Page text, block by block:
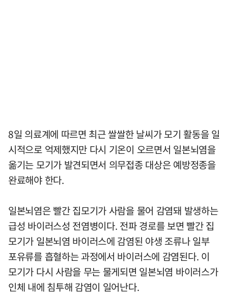
8일 의료계에 따르면 최근 쌀쌀한 날씨가 모기 활동을 일
시적으로 억제했지만 다시 기온이 오르면서 일본뇌염을
옮기는 모기가 발견되면서 의무접종 대상은 예방정종을
완료해야 한다.
일본뇌염은 빨간 집모기가 사람을 물어 감염돼 발생하는
급성 바이러스성 전염병이다. 전파 경로를 보면 빨간 집
모기가 일본뇌염 바이러스에 감염된 야생 조류나 일부
포유류를 흡혈하는 과정에서 바이러스에 감염된다. 이
모기가 다시 사람을 무는 물게되면 일본뇌염 바이러스가
인체 내에 침투해 감염이 일어난다.